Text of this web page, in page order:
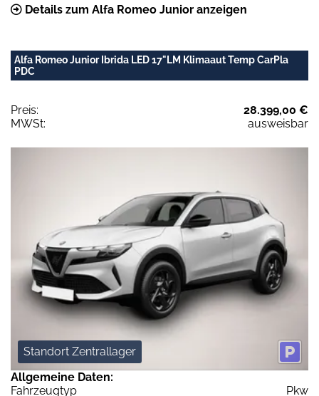
Details zum Alfa Romeo Junior anzeigen
Alfa Romeo Junior Ibrida LED 17"LM Klimaaut Temp CarPla
PDC
Preis:
28.399,00 €
MWSt:
ausweisbar
Standort Zentrallager
Allgemeine Daten:
Fahrzeugtyp
Pkw